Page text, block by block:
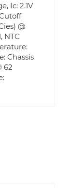
Ic: 2.1V
@
NTC
Chassis
62